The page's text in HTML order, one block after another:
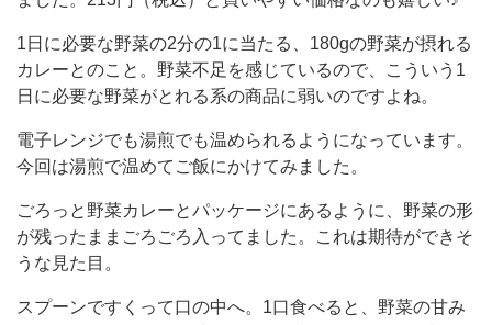
た。
213
円
（税
込）
と
買
い
や
す
時
1日に必要な野菜の2分の1に当たる、180gの野菜が摂れる
カレーとのこと。野菜不足を感じているので、こういう1
日に必要な野菜がとれる系の商品に弱いのですよね。
電子レンジでも湯煎でも温められるようになっています。
今回は湯煎で温めてご飯にかけてみました。
ごろっと野菜カレーとパッケージにあるように、野菜の形
が残ったままごろごろ入ってました。これは期待ができそ
うな見た目。
スプーンですくって口の中へ。1口食べると、野菜の甘み